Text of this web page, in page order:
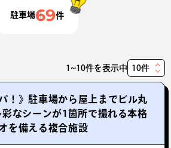
駐車場69件
1~10件を表示中
表
件
数
！》駐車場から屋上までビル丸
彩なシーンが1箇所で撮れる本格
を備える複合施設